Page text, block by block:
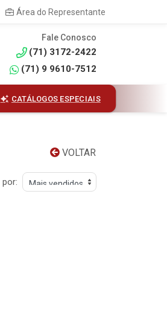
Área do Representante
Fale Conosco
(71) 3172-2422
(71) 9 9610-7512
CATÁLOGOS ESPECIAIS
VOLTAR